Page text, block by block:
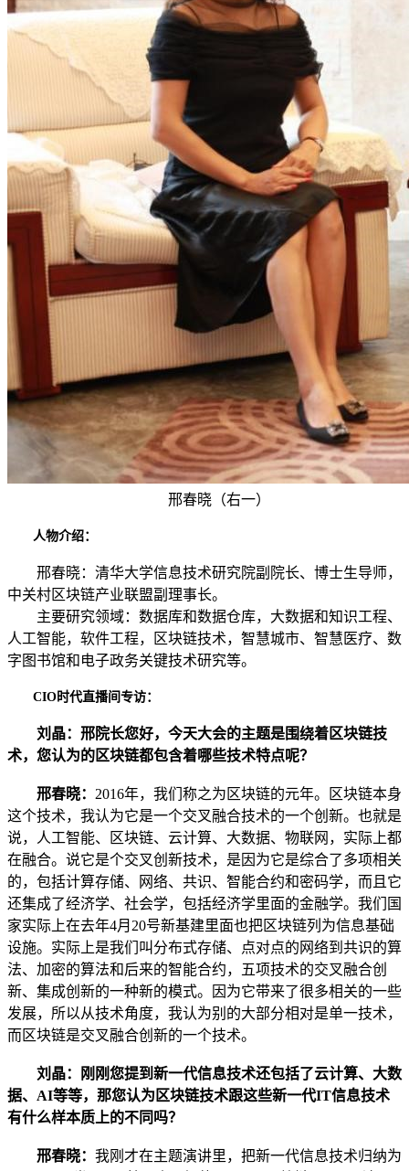
邢春晓（右一）
人物介绍：
邢春晓：清华大学信息技术研究院副院长、博士生导师，
中关村区块链产业联盟副理事长。
主要研究领域：数据库和数据仓库，大数据和知识工程、
人工智能，软件工程，区块链技术，智慧城市、智慧医疗、数
字图书馆和电子政务关键技术研究等。
CIO时代直播间专访：
刘晶：邢院长您好，今天大会的主题是围绕着区块链技
术，您认为的区块链都包含着哪些技术特点呢？
邢春晓： 2016年，我们称之为区块链的元年。区块链本身
这个技术，我认为它是一个交叉融合技术的一个创新。也就是
说，人工智能、区块链、云计算、大数据、物联网，实际上都
在融合。说它是个交叉创新技术，是因为它是综合了多项相关
的，包括计算存储、网络、共识、智能合约和密码学，而且它
还集成了经济学、社会学，包括经济学里面的金融学。我们国
家实际上在去年4月20号新基建里面也把区块链列为信息基础
设施。实际上是我们叫分布式存储、点对点的网络到共识的算
法、加密的算法和后来的智能合约，五项技术的交叉融合创
新、集成创新的一种新的模式。因为它带来了很多相关的一些
发展，所以从技术角度，我认为别的大部分相对是单一技术，
而区块链是交叉融合创新的一个技术。
刘晶：刚刚您提到新一代信息技术还包括了云计算、大数
据、AI等等，那您认为区块链技术跟这些新一代IT信息技术
有什么样本质上的不同吗？
邢春晓： 我刚才在主题演讲里，把新一代信息技术归纳为